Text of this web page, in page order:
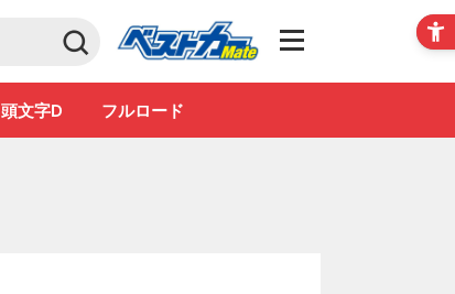
Club
頭文字D フルロード